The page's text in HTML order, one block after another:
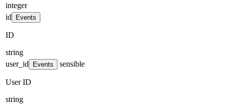
integer
id
Events
ID
string
user_id
Events sensible
User ID
string